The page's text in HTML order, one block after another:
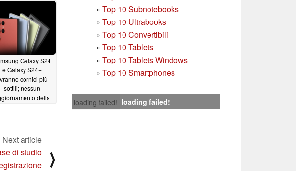
» Top 10 Subnotebooks
» Top 10 Ultrabooks
» Top 10 Convertibili
» Top 10 Tablets
» Top 10 Tablets Windows
» Top 10 Smartphones
loading failed! loading failed!
Galaxy S24
e Galaxy S24+
cornici più
sottili; nessun
della
Next article
di studio
⟩